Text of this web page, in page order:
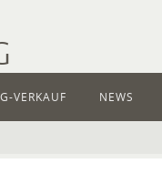
VERKAUF NEWS